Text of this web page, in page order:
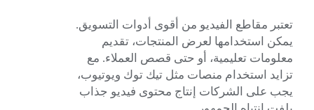
تعتبر مقاطع الفيديو من أقوى أدوات التسويق.
يمكن استخدامها لعرض المنتجات، تقديم
معلومات تعليمية، أو حتى قصص العملاء. مع
تزايد استخدام منصات مثل تيك توك ويوتيوب،
يجب على الشركات إنتاج محتوى فيديو جذاب